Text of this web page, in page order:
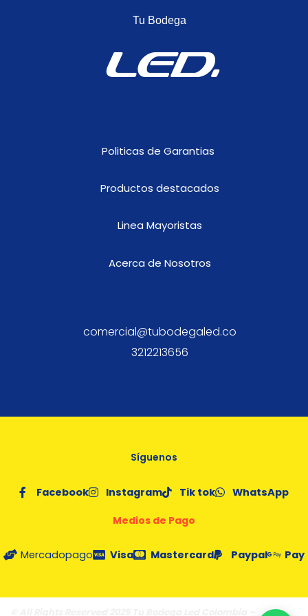
Tu Bodega
LED.
Politicas de Garantias
Productos destacados
Linea Mayoristas
Acerca de Nosotros
comercial@tubodegaled.co
3212213656
Síguenos
Facebook Instagram Tik tok WhatsApp
Medios de Pago
Mercadopago Visa Mastercard Paypal Pay
Fórmula